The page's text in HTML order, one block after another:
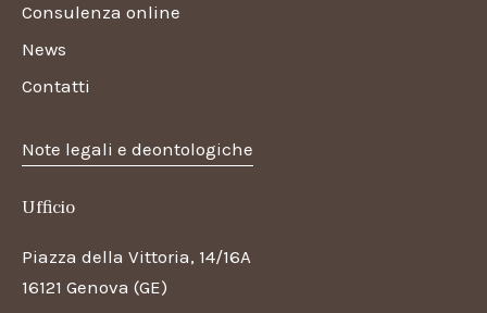
Consulenza online
News
Contatti
Note legali e deontologiche
Ufficio
Piazza della Vittoria, 14/16A
16121 Genova (GE)